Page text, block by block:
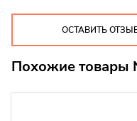
ОСТАВИТЬ
Похожие товары